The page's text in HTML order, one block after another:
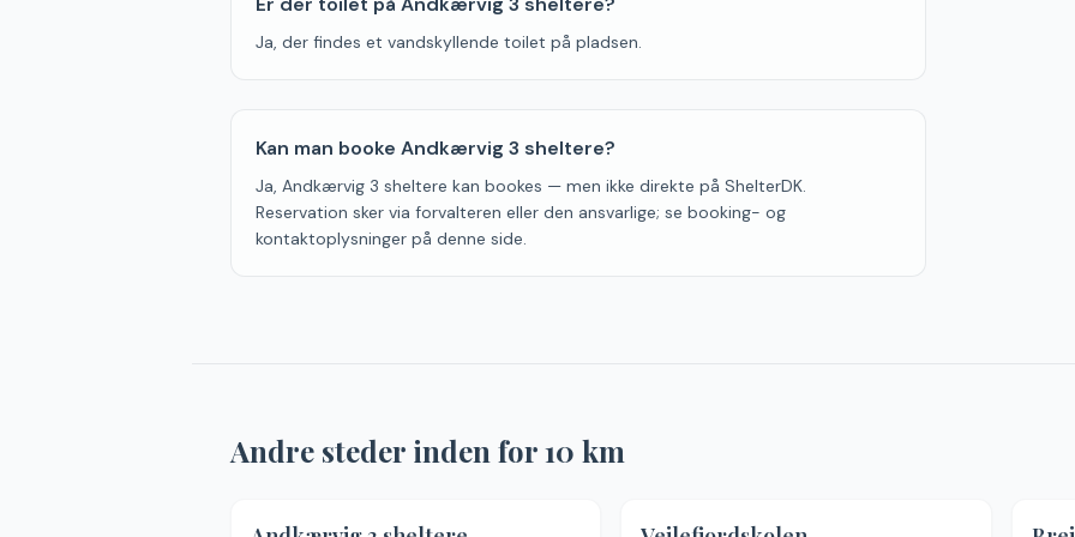
Ja, der findes et vandskyllende toilet på pladsen.
Kan man booke Andkærvig 3 sheltere?
Ja, Andkærvig 3 sheltere kan bookes — men ikke direkte på ShelterDK.
Reservation sker via forvalteren eller den ansvarlige; se booking- og
kontaktoplysninger på denne side.
Andre steder inden for10 km